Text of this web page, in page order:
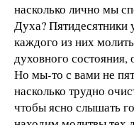
насколько лично мы
Духа?
каждого из них
духовного состояния,
Но мы-то с вами не
насколько трудно
чтобы ясно слышать